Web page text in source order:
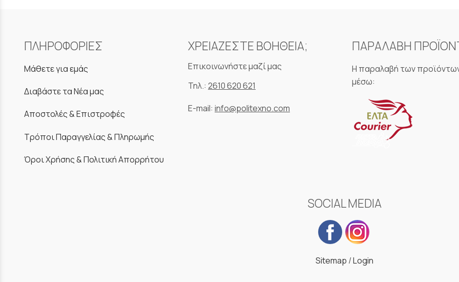
ΠΛΗΡΟΦΟΡΙΕΣ
Μάθετε για εμάς
Διαβάστε τα Νέα μας
Αποστολές & Επιστροφές
Τρόποι Παραγγελίας & Πληρωμής
Όροι Χρήσης & Πολιτική Απορρήτου
ΧΡΕΙΑΖΕΣΤΕ ΒΟΗΘΕΙΑ;
Επικοινωνήστε μαζί μας
Τηλ.: 2610 620 621
E-mail: info@politexno.com
ΠΑΡΑΛΑΒΗ
Η παραλαβή των προϊόντων
μέσω:
SOCIAL MEDIA
Sitemap /Login